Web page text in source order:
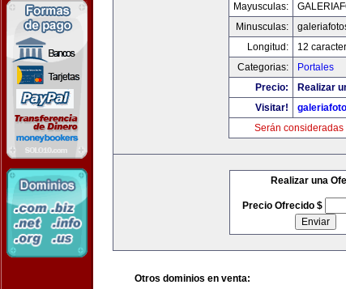
Mayusculas:
Minusculas:
Longitud:
12
Categorias:
Portales
Precio:
Realizar
Visitar!
Serán consideradas
Realizar una
Precio Ofrecido $
Otros dominios en venta: